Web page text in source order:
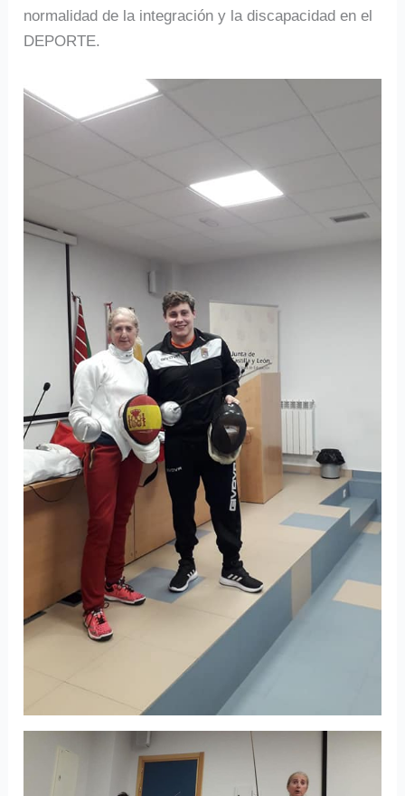
normalidad de la integración y la discapacidad en el
DEPORTE.